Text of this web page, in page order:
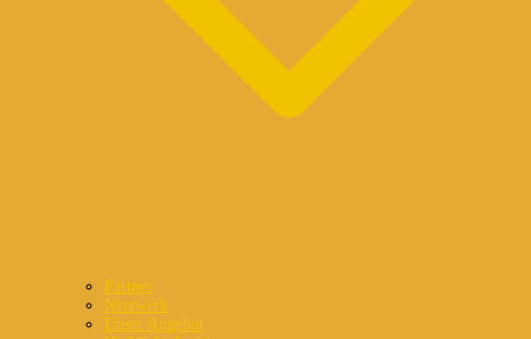
Partner
Netzwerk
Unser Angebot